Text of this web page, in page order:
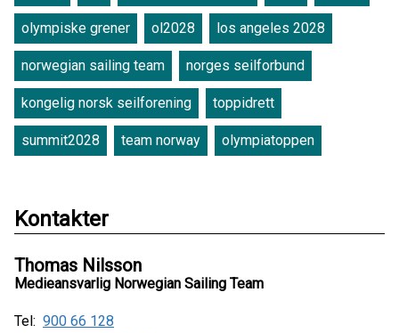
olympiske grener ol2028 los angeles 2028
norwegian sailing team norges seilforbund
kongelig norsk seilforening toppidrett
summit2028 team norway olympiatoppen
Kontakter
Thomas Nilsson
Medieansvarlig Norwegian Sailing Team
Tel: 900 66 128